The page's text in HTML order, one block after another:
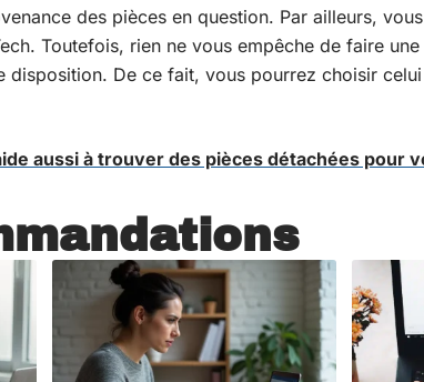
des pièces en question. Par ailleurs,
Toutefois, rien ne vous empêche de faire
disposition. De ce fait, vous pourrez choisir
aussi à trouver des pièces détachées pour